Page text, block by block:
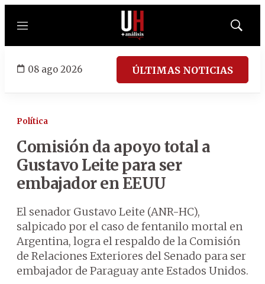
Menú
Mostrar
08 ago 2026 ÚLTIMAS NOTICIAS
Política
Comisión da apoyo total a
Gustavo Leite para ser
embajador en EEUU
El senador Gustavo Leite (ANR-HC),
salpicado por el caso de fentanilo mortal en
Argentina, logra el respaldo de la Comisión
de Relaciones Exteriores del Senado para ser
embajador de Paraguay ante Estados Unidos.